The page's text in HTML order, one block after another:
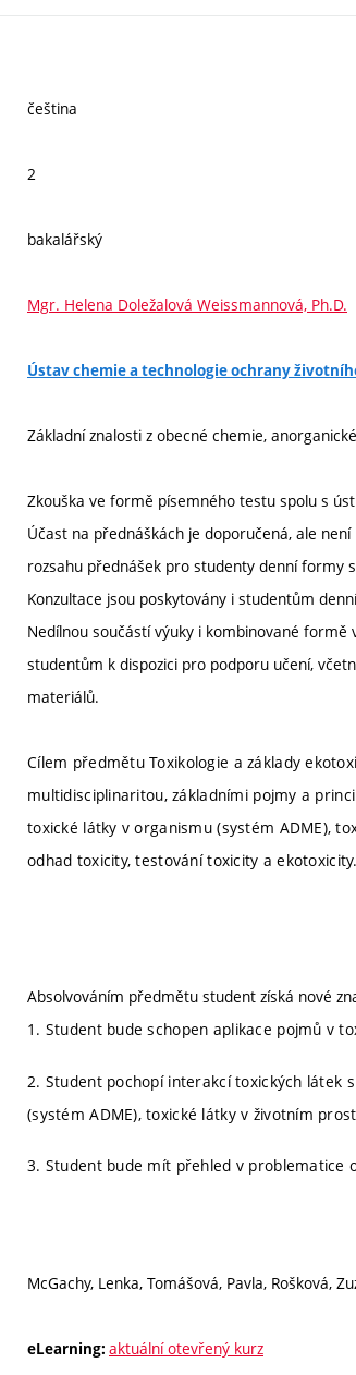
čeština
2
bakalářský
Mgr. Helena Doležalová Weissmannová, Ph.D.
Ústav chemie a technologie ochrany
Základní znalosti z obecné chemie,
Zkouška ve formě písemného testu spolu s
Účast na přednáškách je doporučená, ale
rozsahu přednášek pro studenty denní formy
Konzultace jsou poskytovány i studentům
Nedílnou součástí výuky i kombinované
studentům k dispozici pro podporu učení,
materiálů.
Cílem předmětu Toxikologie a základy
multidisciplinaritou, základními pojmy a
toxické látky v organismu (systém ADME),
odhad toxicity, testování toxicity a ekotoxicity.
Absolvováním předmětu student získá nové
1. Student bude schopen aplikace pojmů v
2. Student pochopí interakcí toxických látek
(systém ADME), toxické látky v životním
3. Student bude mít přehled v problematice
McGachy, Lenka, Tomášová, Pavla, Rošková,
eLearning: aktuální otevřený kurz